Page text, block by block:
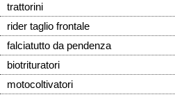
trattorini
rider taglio frontale
falciatutto da pendenza
biotrituratori
motocoltivatori